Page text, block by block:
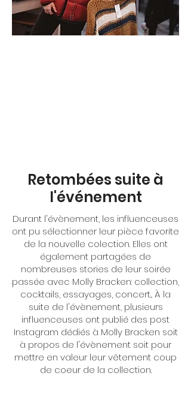
Retombées suite à
l'événement
Durant l'évènement, les influenceuses
ont pu sélectionner leur pièce favorite
de la nouvelle colection. Elles ont
également partagées de
nombreuses stories de leur soirée
passée avec Molly Bracken: collection,
cocktails, essayages, concert... À la
suite de l'évènement, plusieurs
influenceuses ont publié des post
Instagram dédiés à Molly Bracken soit
à propos de l'évènement soit pour
mettre en valeur leur vêtement coup
de coeur de la collection.